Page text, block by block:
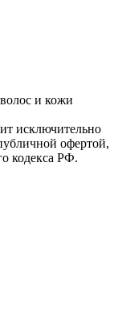
и кожи
исключительно
офертой,
кодекса РФ.